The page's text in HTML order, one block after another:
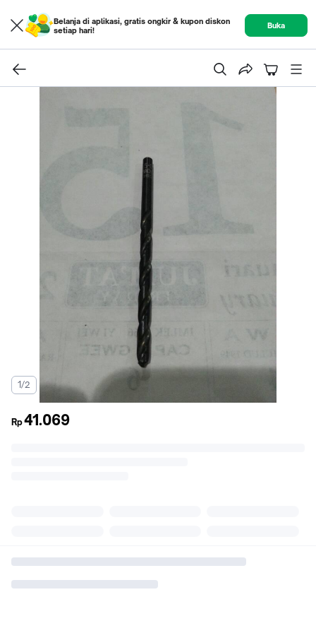
Belanja di aplikasi, gratis ongkir & kupon diskon
setiap hari!
Buka
1/2
Rp41.069